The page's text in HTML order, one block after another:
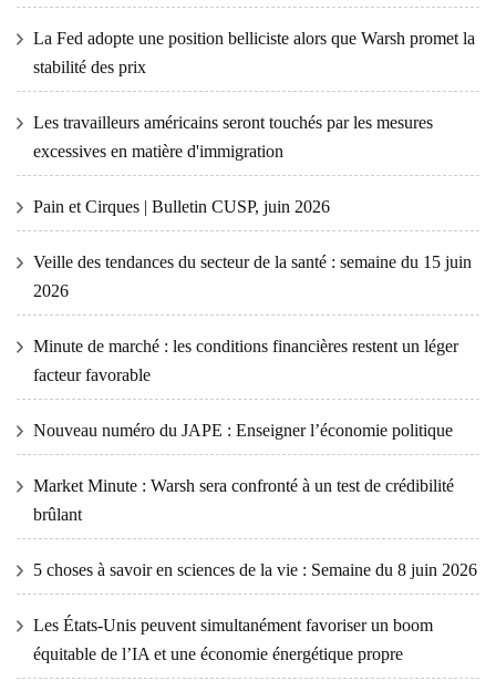
La Fed adopte une position belliciste alors que Warsh promet la
stabilité des prix
Les travailleurs américains seront touchés par les mesures
excessives en matière d'immigration
Pain et Cirques | Bulletin CUSP, juin 2026
Veille des tendances du secteur de la santé : semaine du 15 juin
2026
Minute de marché : les conditions financières restent un léger
facteur favorable
Nouveau numéro du JAPE : Enseigner l’économie politique
Market Minute : Warsh sera confronté à un test de crédibilité
brûlant
5 choses à savoir en sciences de la vie : Semaine du 8 juin 2026
Les États-Unis peuvent simultanément favoriser un boom
équitable de l’IA et une économie énergétique propre